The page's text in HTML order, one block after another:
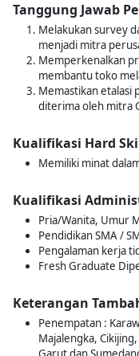
Tanggung Jawab
Melakukan survey
menjadi mitra
Memperkenalkan
membantu toko
Memastikan etalasi
diterima oleh mitra
Kualifikasi Hard
Memiliki minat
Kualifikasi
Pria/Wanita, Umur
Pendidikan SMA /
Pengalaman kerja
Fresh Graduate
Keterangan
Penempatan :
Majalengka,